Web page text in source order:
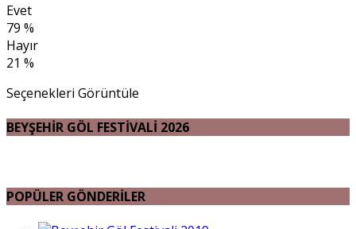
Evet
79 %
Hayır
21 %
Seçenekleri Görüntüle
BEYŞEHİR GÖL FESTİVALİ 2026
POPÜLER GÖNDERİLER